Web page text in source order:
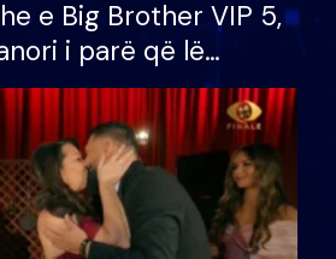
e Big Brother VIP 5,
i parë që lë
mundësinë për
e madh